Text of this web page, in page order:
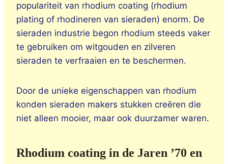
populariteit van rhodium coating (rhodium
plating of rhodineren van sieraden) enorm. De
sieraden industrie begon rhodium steeds vaker
te gebruiken om witgouden en zilveren
sieraden te verfraaien en te beschermen.
Door de unieke eigenschappen van rhodium
konden sieraden makers stukken creëren die
niet alleen mooier, maar ook duurzamer waren.
Rhodium coating in de Jaren ’70 en